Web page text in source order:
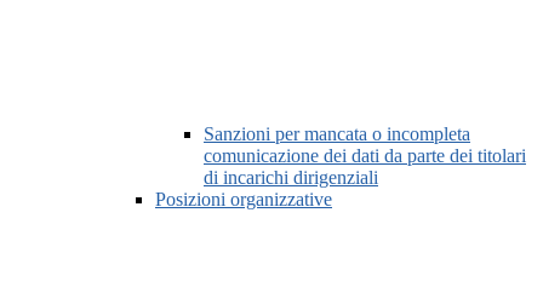
Sanzioni per mancata o incompleta
comunicazione dei dati da parte dei titolari
di incarichi dirigenziali
Posizioni organizzative